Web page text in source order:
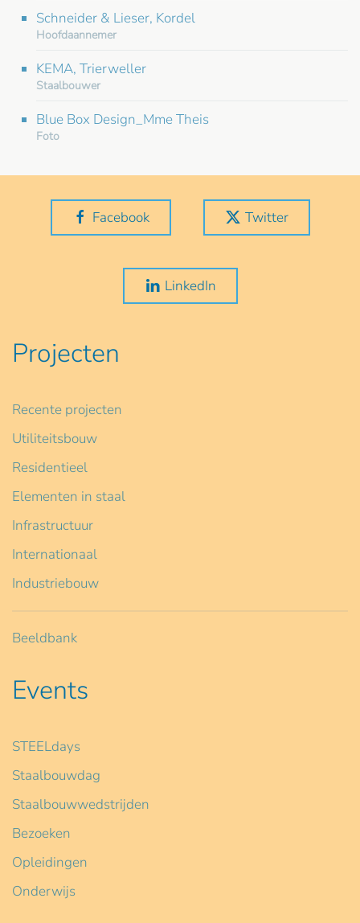
Schneider & Lieser, Kordel
Hoofdaannemer
KEMA, Trierweller
Staalbouwer
Blue Box Design_Mme Theis
Foto
Facebook Twitter
LinkedIn
Projecten
Recente projecten
Utiliteitsbouw
Residentieel
Elementen in staal
Infrastructuur
Internationaal
Industriebouw
Beeldbank
Events
STEELdays
Staalbouwdag
Staalbouwwedstrijden
Bezoeken
Opleidingen
Onderwijs